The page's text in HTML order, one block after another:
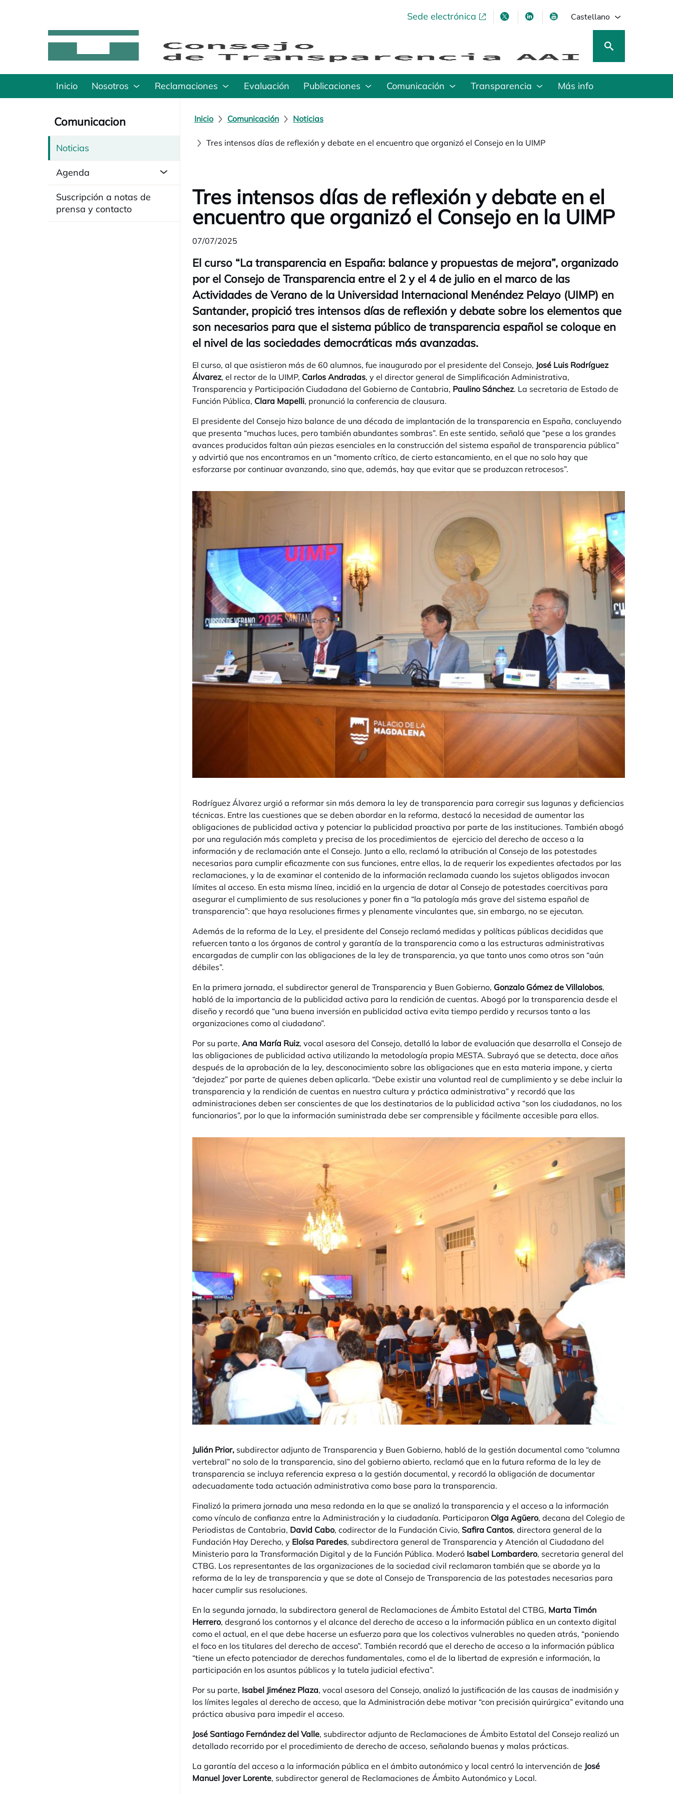
Sede electrónicase abre en una pestaña nueva
se abre en una pestaña nueva
se abre en una pestaña nueva
se abre en una pestaña
Castellano
Inicio Nosotros Reclamaciones Evaluación Publicaciones Comunicación Transparencia Más info
Comunicacion
Noticias
Agenda
Suscripción a notas de
prensa y contacto
Inicio Comunicación Noticias
Tres intensos días de reflexión y debate en el encuentro que organizó el Consejo en la UIMP
Tres intensos días de reflexión y debate en el
encuentro que organizó el Consejo en la UIMP
07/07/2025
El curso “La transparencia en España: balance y propuestas de mejora”, organizado
por el Consejo de Transparencia entre el 2 y el 4 de julio en el marco de las
Actividades de Verano de la Universidad Internacional Menéndez Pelayo (UIMP) en
Santander, propició tres intensos días de reflexión y debate sobre los elementos que
son necesarios para que el sistema público de transparencia español se coloque en
el nivel de las sociedades democráticas más avanzadas.
El curso, al que asistieron más de 60 alumnos, fue inaugurado por el presidente del Consejo, José Luis Rodríguez
Álvarez, el rector de la UIMP, Carlos Andradas, y el director general de Simplificación Administrativa,
Transparencia y Participación Ciudadana del Gobierno de Cantabria, Paulino Sánchez. La secretaria de Estado de
Función Pública, Clara Mapelli, pronunció la conferencia de clausura.
El presidente del Consejo hizo balance de una década de implantación de la transparencia en España, concluyendo
que presenta “muchas luces, pero también abundantes sombras”. En este sentido, señaló que “pese a los grandes
avances producidos faltan aún piezas esenciales en la construcción del sistema español de transparencia pública”
y advirtió que nos encontramos en un “momento crítico, de cierto estancamiento, en el que no solo hay que
esforzarse por continuar avanzando, sino que, además, hay que evitar que se produzcan retrocesos”.
Rodríguez Álvarez urgió a reformar sin más demora la ley de transparencia para corregir sus lagunas y deficiencias
técnicas. Entre las cuestiones que se deben abordar en la reforma, destacó la necesidad de aumentar las
obligaciones de publicidad activa y potenciar la publicidad proactiva por parte de las instituciones. También abogó
por una regulación más completa y precisa de los procedimientos de ejercicio del derecho de acceso a la
información y de reclamación ante el Consejo. Junto a ello, reclamó la atribución al Consejo de las potestades
necesarias para cumplir eficazmente con sus funciones, entre ellas, la de requerir los expedientes afectados por las
reclamaciones, y la de examinar el contenido de la información reclamada cuando los sujetos obligados invocan
límites al acceso. En esta misma línea, incidió en la urgencia de dotar al Consejo de potestades coercitivas para
asegurar el cumplimiento de sus resoluciones y poner fin a “la patología más grave del sistema español de
transparencia”: que haya resoluciones firmes y plenamente vinculantes que, sin embargo, no se ejecutan.
Además de la reforma de la Ley, el presidente del Consejo reclamó medidas y políticas públicas decididas que
refuercen tanto a los órganos de control y garantía de la transparencia como a las estructuras administrativas
encargadas de cumplir con las obligaciones de la ley de transparencia, ya que tanto unos como otros son “aún
débiles”.
En la primera jornada, el subdirector general de Transparencia y Buen Gobierno, Gonzalo Gómez de Villalobos,
habló de la importancia de la publicidad activa para la rendición de cuentas. Abogó por la transparencia desde el
diseño y recordó que “una buena inversión en publicidad activa evita tiempo perdido y recursos tanto a las
organizaciones como al ciudadano”.
Por su parte, Ana María Ruiz, vocal asesora del Consejo, detalló la labor de evaluación que desarrolla el Consejo de
las obligaciones de publicidad activa utilizando la metodología propia MESTA. Subrayó que se detecta, doce años
después de la aprobación de la ley, desconocimiento sobre las obligaciones que en esta materia impone, y cierta
“dejadez” por parte de quienes deben aplicarla. “Debe existir una voluntad real de cumplimiento y se debe incluir la
transparencia y la rendición de cuentas en nuestra cultura y práctica administrativa” y recordó que las
administraciones deben ser conscientes de que los destinatarios de la publicidad activa “son los ciudadanos, no los
funcionarios”, por lo que la información suministrada debe ser comprensible y fácilmente accesible para ellos.
se abre en una pestaña nueva
Julián Prior, subdirector adjunto de Transparencia y Buen Gobierno, habló de la gestión documental como “columna
vertebral” no solo de la transparencia, sino del gobierno abierto, reclamó que en la futura reforma de la ley de
transparencia se incluya referencia expresa a la gestión documental, y recordó la obligación de documentar
adecuadamente toda actuación administrativa como base para la transparencia.
Finalizó la primera jornada una mesa redonda en la que se analizó la transparencia y el acceso a la información
como vínculo de confianza entre la Administración y la ciudadanía. Participaron Olga Agüero, decana del Colegio de
Periodistas de Cantabria, David Cabo, codirector de la Fundación Civio, Safira Cantos, directora general de la
Fundación Hay Derecho, y Eloísa Paredes, subdirectora general de Transparencia y Atención al Ciudadano del
Ministerio para la Transformación Digital y de la Función Pública. Moderó Isabel Lombardero, secretaria general del
CTBG. Los representantes de las organizaciones de la sociedad civil reclamaron también que se aborde ya la
reforma de la ley de transparencia y que se dote al Consejo de Transparencia de las potestades necesarias para
hacer cumplir sus resoluciones.
En la segunda jornada, la subdirectora general de Reclamaciones de Ámbito Estatal del CTBG, Marta Timón
Herrero, desgranó los contornos y el alcance del derecho de acceso a la información pública en un contexto digital
como el actual, en el que debe hacerse un esfuerzo para que los colectivos vulnerables no queden atrás, “poniendo
el foco en los titulares del derecho de acceso”. También recordó que el derecho de acceso a la información pública
“tiene un efecto potenciador de derechos fundamentales, como el de la libertad de expresión e información, la
participación en los asuntos públicos y la tutela judicial efectiva”.
Por su parte, Isabel Jiménez Plaza, vocal asesora del Consejo, analizó la justificación de las causas de inadmisión y
los límites legales al derecho de acceso, que la Administración debe motivar “con precisión quirúrgica” evitando una
práctica abusiva para impedir el acceso.
José Santiago Fernández del Valle, subdirector adjunto de Reclamaciones de Ámbito Estatal del Consejo realizó un
detallado recorrido por el procedimiento de derecho de acceso, señalando buenas y malas prácticas.
La garantía del acceso a la información pública en el ámbito autonómico y local centró la intervención de José
Manuel Jover Lorente, subdirector general de Reclamaciones de Ámbito Autonómico y Local.